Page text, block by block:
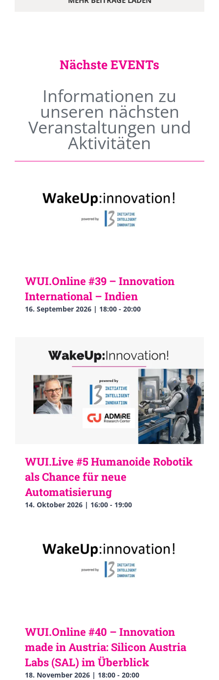
Nächste EVENTs
Informationen zu
unseren nächsten
Veranstaltungen und
Aktivitäten
WUI.Online #39 – Innovation
International – Indien
16. September 2026 | 18:00 - 20:00
WUI.Live #5 Humanoide Robotik
als Chance für neue
Automatisierung
14. Oktober 2026 | 16:00 - 19:00
WUI.Online #40 – Innovation
made in Austria: Silicon Austria
Labs (SAL) im Überblick
18. November 2026 | 18:00 - 20:00